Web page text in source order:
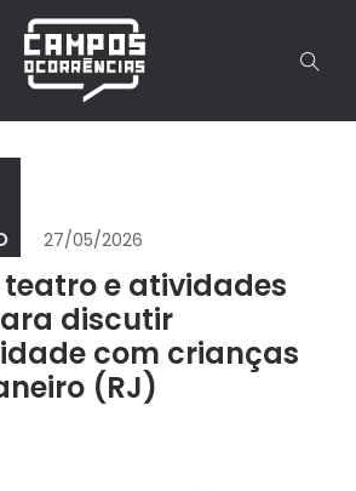
27/05/2026
teatro e atividades
discutir
com crianças
(RJ)